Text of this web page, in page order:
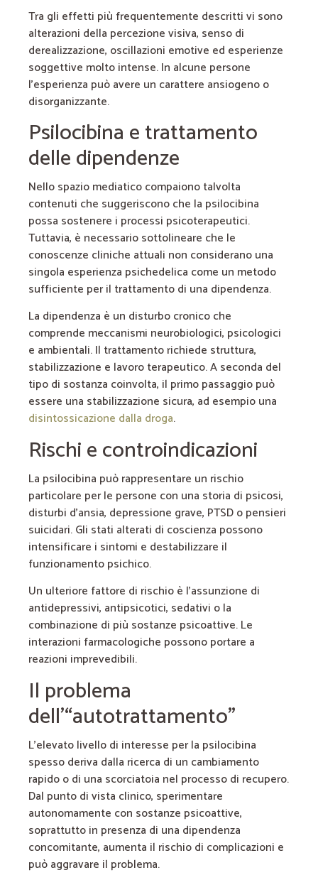
Tra gli effetti più frequentemente descritti vi sono
alterazioni della percezione visiva, senso di
derealizzazione, oscillazioni emotive ed esperienze
soggettive molto intense. In alcune persone
l’esperienza può avere un carattere ansiogeno o
disorganizzante.
Psilocibina e trattamento
delle dipendenze
Nello spazio mediatico compaiono talvolta
contenuti che suggeriscono che la psilocibina
possa sostenere i processi psicoterapeutici.
Tuttavia, è necessario sottolineare che le
conoscenze cliniche attuali non considerano una
singola esperienza psichedelica come un metodo
sufficiente per il trattamento di una dipendenza.
La dipendenza è un disturbo cronico che
comprende meccanismi neurobiologici, psicologici
e ambientali. Il trattamento richiede struttura,
stabilizzazione e lavoro terapeutico. A seconda del
tipo di sostanza coinvolta, il primo passaggio può
essere una stabilizzazione sicura, ad esempio una
disintossicazione dalla droga.
Rischi e controindicazioni
La psilocibina può rappresentare un rischio
particolare per le persone con una storia di psicosi,
disturbi d’ansia, depressione grave, PTSD o pensieri
suicidari. Gli stati alterati di coscienza possono
intensificare i sintomi e destabilizzare il
funzionamento psichico.
Un ulteriore fattore di rischio è l’assunzione di
antidepressivi, antipsicotici, sedativi o la
combinazione di più sostanze psicoattive. Le
interazioni farmacologiche possono portare a
reazioni imprevedibili.
Il problema
dell’“autotrattamento”
L’elevato livello di interesse per la psilocibina
spesso deriva dalla ricerca di un cambiamento
rapido o di una scorciatoia nel processo di recupero.
Dal punto di vista clinico, sperimentare
autonomamente con sostanze psicoattive,
soprattutto in presenza di una dipendenza
concomitante, aumenta il rischio di complicazioni e
può aggravare il problema.